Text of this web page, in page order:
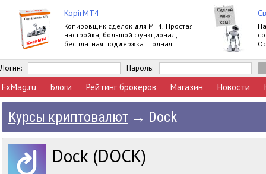
KopirMT4
Копировщик сделок для МТ4. Простая
настройка, большой функционал,
бесплатная поддержка. Полная
Логин: Пароль:
FxMag.ru Блоги Рейтинг брокеров Магазин Новости
Курсы криптовалют → Dock
Dock (DOCK)